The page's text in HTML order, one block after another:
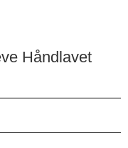
Håndlavet